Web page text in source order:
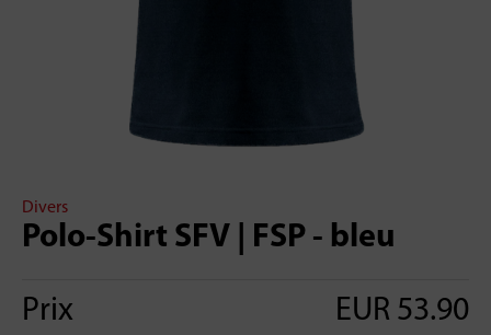
Divers
Polo-Shirt SFV | FSP - bleu
Prix EUR 53.90